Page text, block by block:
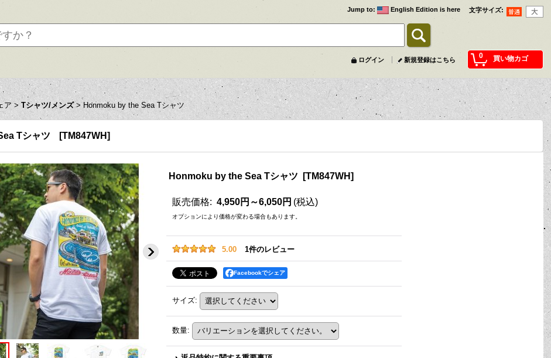
文字サイズ:
Jump to: English Edition is here
0 買い物カゴ
ログイン 新規登録はこちら
ア > Tシャツ/メンズ > Honmoku by the Sea Tシャツ
Tシャツ [TM847WH]
Honmoku by the Sea Tシャツ [TM847WH]
販売価格: 4,950円～6,050円 (税込)
オプションにより価格が変わる場合もあります。
5.00 1件のレビュー
Facebookでシェア
サイズ:
数量: